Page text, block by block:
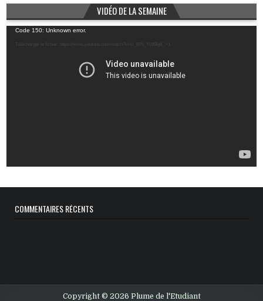
VIDÉO DE LA SEMAINE
Lecteur
vidéo
Code 150: Unknown error.
Télécharger le fichier: https://www.youtube.com/watch?v=U_MN_YL99Ig&_=1
COMMENTAIRES RÉCENTS
Copyright © 2026 Plume de l'Etudiant